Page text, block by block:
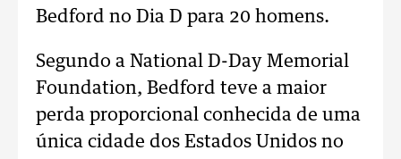
Bedford no Dia D para 20 homens.
Segundo a National D-Day Memorial
Foundation, Bedford teve a maior
perda proporcional conhecida de uma
única cidade dos Estados Unidos no